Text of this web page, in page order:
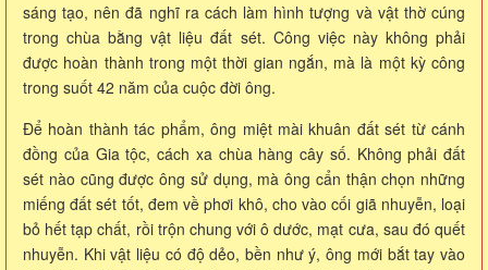
sáng tạo, nên đã nghĩ ra cách làm hình tượng và vật thờ cúng
trong chùa bằng vật liệu đất sét. Công việc này không phải
được hoàn thành trong một thời gian ngắn, mà là một kỳ công
trong suốt 42 năm của cuộc đời ông.
Để hoàn thành tác phẩm, ông miệt mài khuân đất sét từ cánh
đồng của Gia tộc, cách xa chùa hàng cây số. Không phải đất
sét nào cũng được ông sử dụng, mà ông cẩn thận chọn những
miếng đất sét tốt, đem về phơi khô, cho vào cối giã nhuyễn, loại
bỏ hết tạp chất, rồi trộn chung với ô dước, mạt cưa, sau đó quết
nhuyễn. Khi vật liệu có độ dẻo, bền như ý, ông mới bắt tay vào